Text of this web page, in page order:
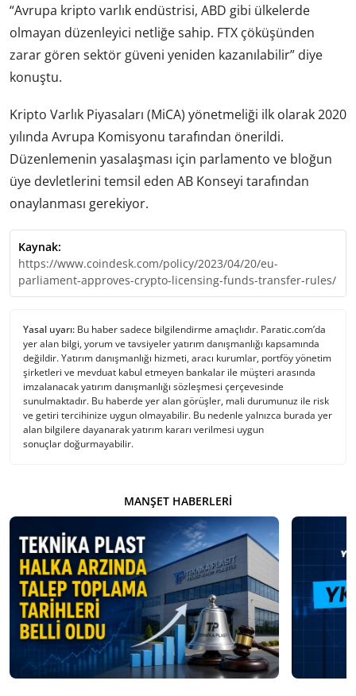
“Avrupa kripto varlık endüstrisi, ABD gibi ülkelerde
olmayan düzenleyici netliğe sahip. FTX çöküşünden
zarar gören sektör güveni yeniden kazanılabilir” diye
konuştu.
Kripto Varlık Piyasaları (MiCA) yönetmeliği ilk olarak 2020
yılında Avrupa Komisyonu tarafından önerildi.
Düzenlemenin yasalaşması için parlamento ve bloğun
üye devletlerini temsil eden AB Konseyi tarafından
onaylanması gerekiyor.
Kaynak:
https://www.coindesk.com/policy/2023/04/20/eu-
parliament-approves-crypto-licensing-funds-transfer-rules/
Yasal uyarı: Bu haber sadece bilgilendirme amaçlıdır. Paratic.com’da
yer alan bilgi, yorum ve tavsiyeler yatırım danışmanlığı kapsamında
değildir. Yatırım danışmanlığı hizmeti, aracı kurumlar, portföy yönetim
şirketleri ve mevduat kabul etmeyen bankalar ile müşteri arasında
imzalanacak yatırım danışmanlığı sözleşmesi çerçevesinde
sunulmaktadır. Bu haberde yer alan görüşler, mali durumunuz ile risk
ve getiri tercihinize uygun olmayabilir. Bu nedenle yalnızca burada yer
alan bilgilere dayanarak yatırım kararı verilmesi uygun
sonuçlar doğurmayabilir.
MANŞET HABERLERI